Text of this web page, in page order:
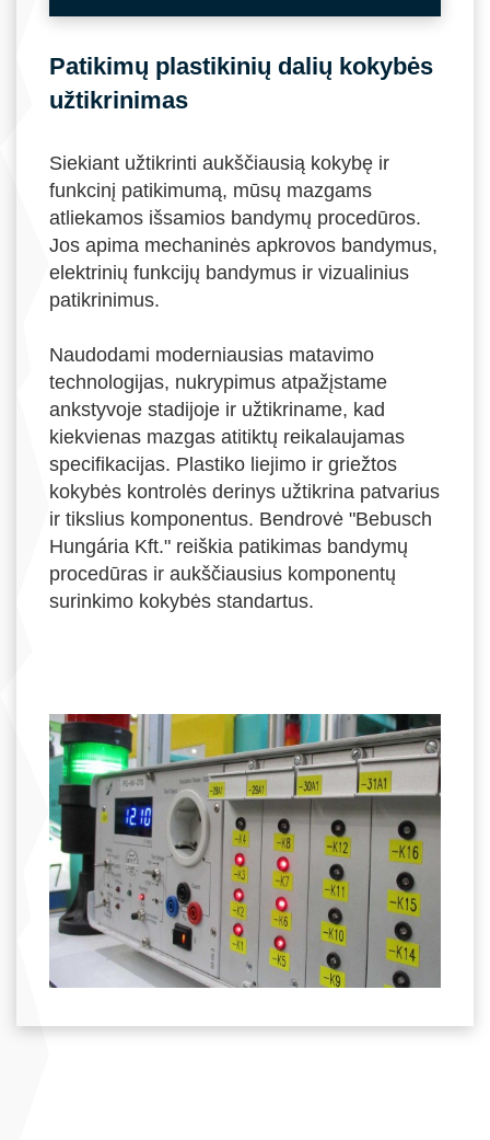
Patikimų plastikinių dalių kokybės
užtikrinimas
Siekiant užtikrinti aukščiausią kokybę ir
funkcinį patikimumą, mūsų mazgams
atliekamos išsamios bandymų procedūros.
Jos apima mechaninės apkrovos bandymus,
elektrinių funkcijų bandymus ir vizualinius
patikrinimus.
Naudodami moderniausias matavimo
technologijas, nukrypimus atpažįstame
ankstyvoje stadijoje ir užtikriname, kad
kiekvienas mazgas atitiktų reikalaujamas
specifikacijas. Plastiko liejimo ir griežtos
kokybės kontrolės derinys užtikrina patvarius
ir tikslius komponentus. Bendrovė "Bebusch
Hungária Kft." reiškia patikimas bandymų
procedūras ir aukščiausius komponentų
surinkimo kokybės standartus.